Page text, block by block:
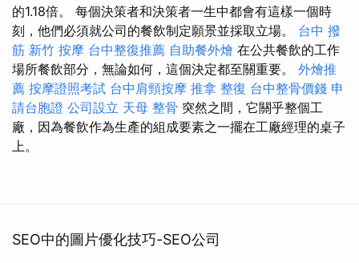
的1.18倍。 每個決策者和決策者一生中都會有這樣一個時
刻，他們必須就公司的餐飲制定願景並採取立場。 台中 撥
筋 新竹 按摩 台中整復推薦 自助餐外燴 在公共餐飲的工作
場所餐飲部分，無論如何，這個決定都至關重要。 外燴推
薦 按摩證照考試 台中肩頸按摩 推拿 整復 台中整骨價錢 申
請台胞證 公司設立 天母 整骨 突然之間，它關乎整個工
廠，因為餐飲作為生產的組成要素之一擺在工廠經理的桌子
上。
SEO中的圖片優化技巧-SEO公司